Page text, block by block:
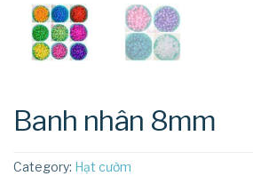
Banh nhân 8mm
Category: Hạt cườm